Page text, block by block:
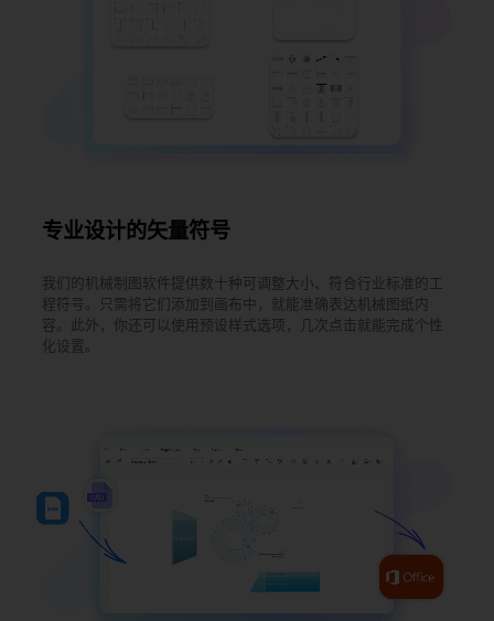
专业设计的矢量符号
我们的机械制图软件提供数十种可调整大小、符合行业标准的工
程符号。只需将它们添加到画布中，就能准确表达机械图纸内
容。此外，你还可以使用预设样式选项，几次点击就能完成个性
化设置。